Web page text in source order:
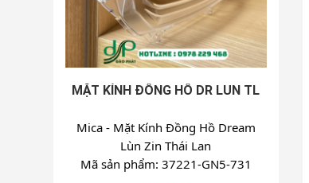
MẶT KÍNH ĐỒNG HỒ DR LUN TL
Mica - Mặt Kính Đồng Hồ Dream
Lùn Zin Thái Lan
Mã sản phẩm: 37221-GN5-731